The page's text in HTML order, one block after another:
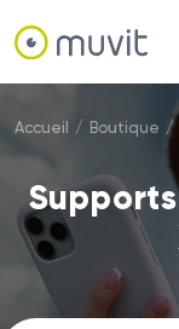
Accueil / Boutique /